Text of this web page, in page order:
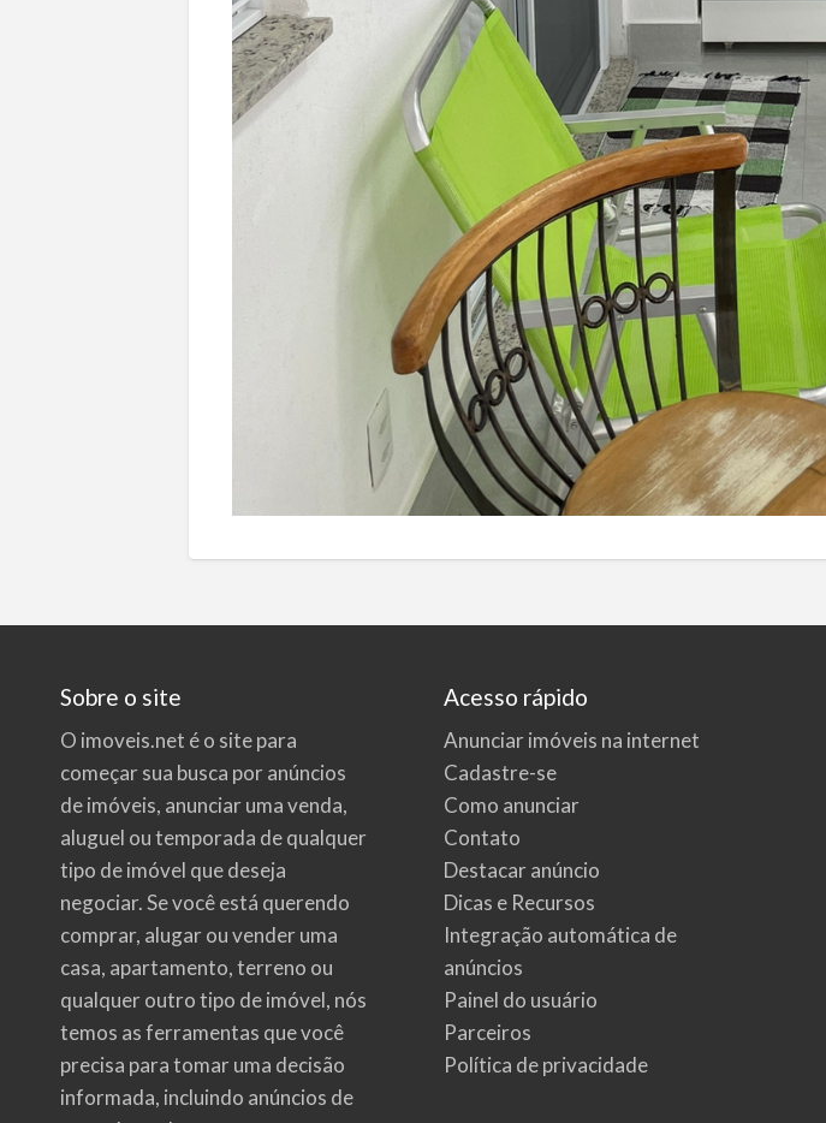
Sobre o site
O imoveis.net é o site para
começar sua busca poranúncios
de imóveis, anunciar uma venda,
aluguel ou temporada de qualquer
tipo de imóvel que deseja
negociar. Se você está querendo
comprar, alugar ou vender uma
casa, apartamento, terreno ou
qualquer outro tipo de imóvel, nós
temos as ferramentas que você
precisa para tomar uma decisão
informada, incluindo anúncios de
Acesso rápido
Anunciar imóveis na internet
Cadastre-se
Como anunciar
Contato
Destacar anúncio
Dicas e Recursos
Integração automática de
anúncios
Painel do usuário
Parceiros
Política de privacidade